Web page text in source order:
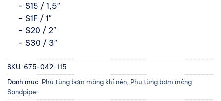
– S15 / 1,5″
– S1F / 1″
– S20 / 2″
– S30 / 3″
SKU: 675-042-115
Danh mục: Phụ tùng bơm màng khí nén, Phụ tùng bơm màng
Sandpiper